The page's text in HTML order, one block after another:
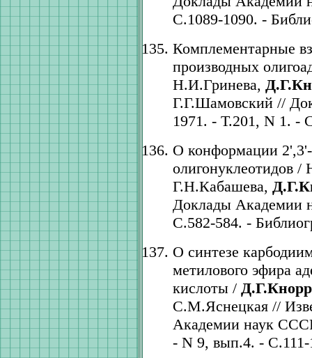
С.1089-1090. -
Комплементарные
производных
Н.И.Гринева,
Г.Г.Шамовский //
1971. - Т.201, N 1. -
О конформации
олигонуклеотидов
Г.Н.Кабашева,
Доклады Академии
С.582-584. -
О синтезе
метилового эфира
кислоты /
С.М.Яснецкая //
Академии наук
- N 9, вып.4. - C.111-